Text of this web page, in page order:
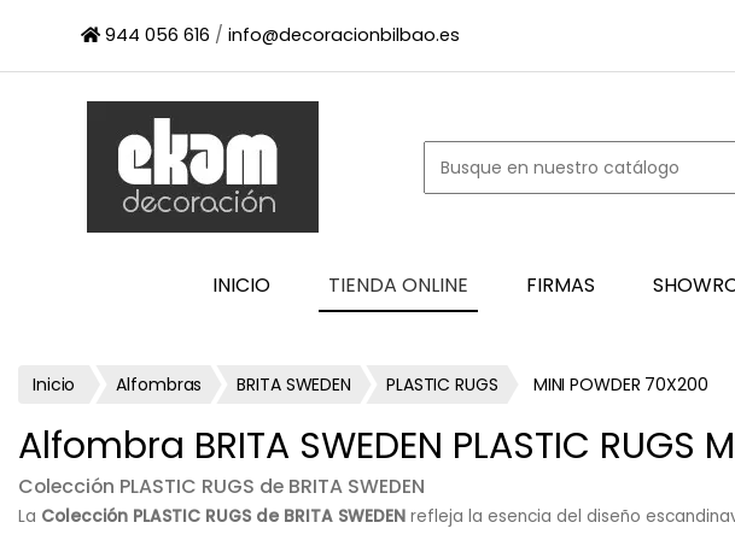
944 056 616 / info@decoracionbilbao.es
INICIO TIENDA ONLINE FIRMAS
INICIO
SHOWROOM
ESCAPARATES
CONTACTO
Inicio Alfombras BRITA SWEDEN PLASTIC RUGS MINI POWDER 70X200
Alfombra BRITA SWEDEN PLASTIC RUGS
Colección PLASTIC RUGS de BRITA SWEDEN
La Colección PLASTIC RUGS de BRITA SWEDEN refleja la esencia del diseño